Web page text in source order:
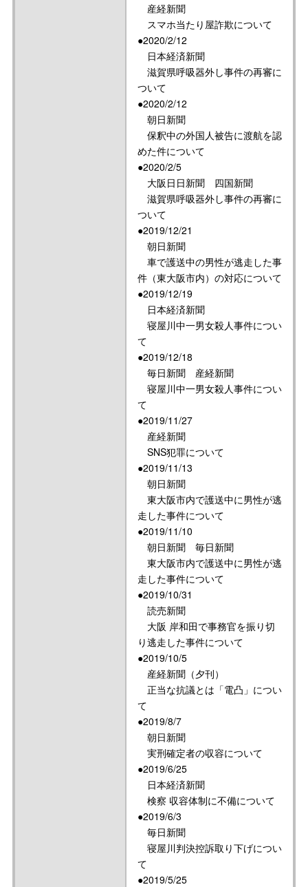
産経新聞
スマホ当たり屋詐欺について
●2020/2/12
日本経済新聞
滋賀県呼吸器外し事件の再審に
ついて
●2020/2/12
朝日新聞
保釈中の外国人被告に渡航を認
めた件について
●2020/2/5
大阪日日新聞 四国新聞
滋賀県呼吸器外し事件の再審に
ついて
●2019/12/21
朝日新聞
車で護送中の男性が逃走した事
件（東大阪市内）の対応について
●2019/12/19
日本経済新聞
寝屋川中一男女殺人事件につい
て
●2019/12/18
毎日新聞 産経新聞
寝屋川中一男女殺人事件につい
て
●2019/11/27
産経新聞
SNS犯罪について
●2019/11/13
朝日新聞
東大阪市内で護送中に男性が逃
走した事件について
●2019/11/10
朝日新聞 毎日新聞
東大阪市内で護送中に男性が逃
走した事件について
●2019/10/31
読売新聞
大阪 岸和田で事務官を振り切
り逃走した事件について
●2019/10/5
産経新聞（夕刊）
正当な抗議とは「電凸」につい
て
●2019/8/7
朝日新聞
実刑確定者の収容について
●2019/6/25
日本経済新聞
検察 収容体制に不備について
●2019/6/3
毎日新聞
寝屋川判決控訴取り下げについ
て
●2019/5/25